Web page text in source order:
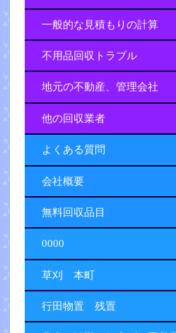
一般的な見積もりの計算
不用品回収トラブル
地元の不動産、管理会社
他の回収業者
よくある質問
会社概要
無料回収品目
0000
草刈 本町
行田物置 残置